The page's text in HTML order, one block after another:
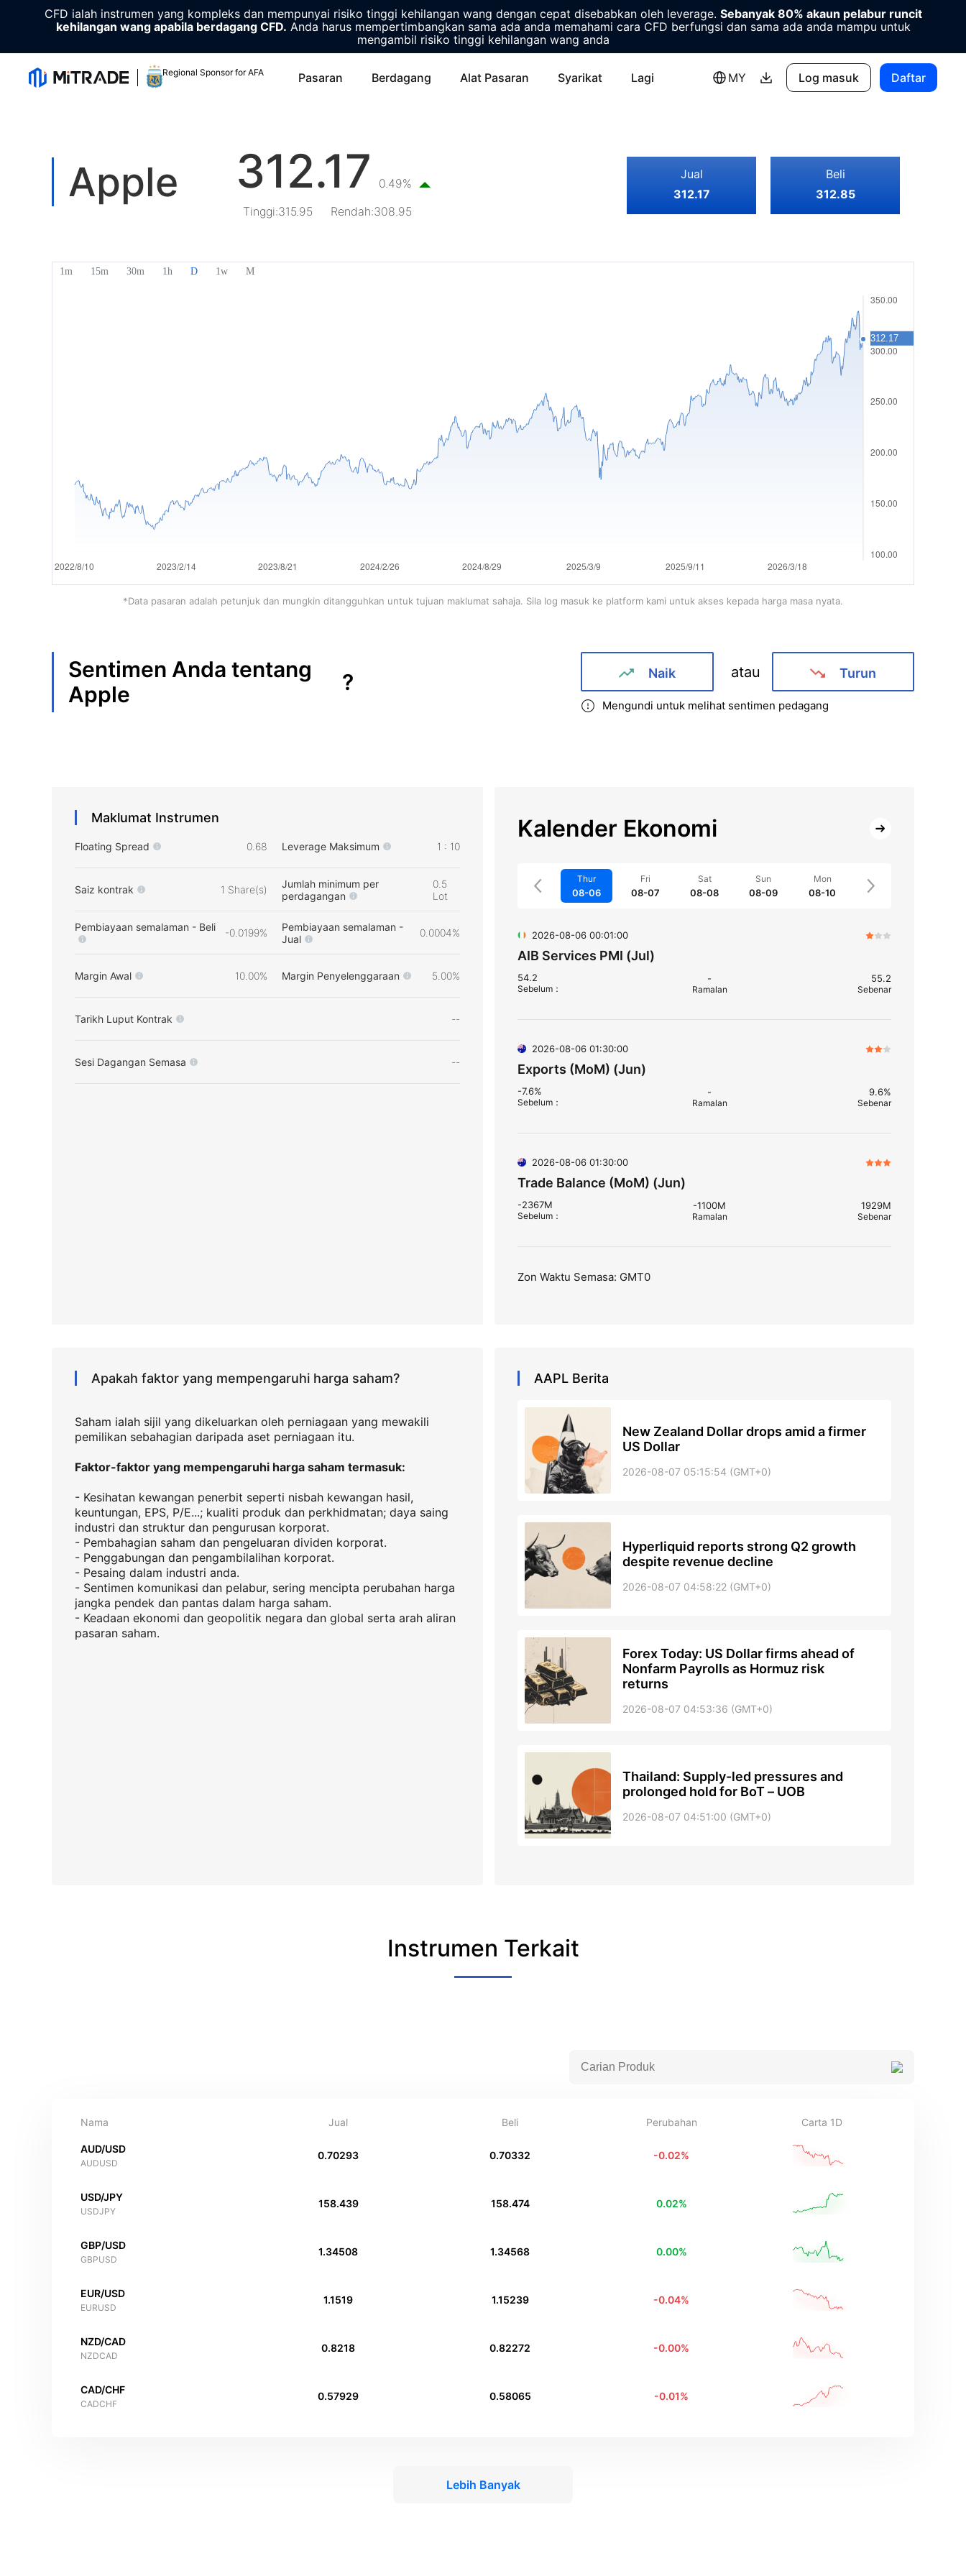
CFD ialah instrumen yang kompleks dan mempunyai risiko tinggi kehilangan wang dengan cepat disebabkan oleh leverage. Sebanyak 80% akaun pelabur runcit
kehilangan wang apabila berdagang CFD. Anda harus mempertimbangkan sama ada anda memahami cara CFD berfungsi dan sama ada anda mampu untuk
mengambil risiko tinggi kehilangan wang anda
Regional Sponsor for AFA Pasaran Berdagang Alat Pasaran Syarikat Lagi MY Log masuk Daftar
Apple 312.17
0.49%
Tinggi:315.95 Rendah:308.95
Jual
312.17
Beli
312.85
*Data pasaran adalah petunjuk dan mungkin ditangguhkan untuk tujuan maklumat sahaja. Sila log masuk ke platform kami untuk akses kepada harga masa nyata.
Sentimen Anda tentang
Apple
? Naik atau Turun
Mengundi untuk melihat sentimen pedagang
Maklumat Instrumen
Floating Spread 0.68 Leverage Maksimum 1 : 10
Saiz kontrak 1 Share(s)
Jumlah minimum per
perdagangan
0.5
Lot
Pembiayaan semalaman - Beli -0.0199%
Pembiayaan semalaman -
Jual
0.0004%
Margin Awal 10.00% Margin Penyelenggaraan 5.00%
Tarikh Luput Kontrak --
Sesi Dagangan Semasa --
Kalender Ekonomi
Thur
08-06
Fri
08-07
Sat
08-08
Sun
08-09
Mon
08-10
2026-08-06 00:01:00
AIB Services PMI (Jul)
54.2
Sebelum ：
-
Ramalan
55.2
Sebenar
2026-08-06 01:30:00
Exports (MoM) (Jun)
-7.6%
Sebelum ：
-
Ramalan
9.6%
Sebenar
2026-08-06 01:30:00
Trade Balance (MoM) (Jun)
-2367M
Sebelum ：
-1100M
Ramalan
1929M
Sebenar
Zon Waktu Semasa: GMT0
Apakah faktor yang mempengaruhi harga saham?
Saham ialah sijil yang dikeluarkan oleh perniagaan yang mewakili
pemilikan sebahagian daripada aset perniagaan itu.
Faktor-faktor yang mempengaruhi harga saham termasuk:
- Kesihatan kewangan penerbit seperti nisbah kewangan hasil,
keuntungan, EPS, P/E...; kualiti produk dan perkhidmatan; daya saing
industri dan struktur dan pengurusan korporat.
- Pembahagian saham dan pengeluaran dividen korporat.
- Penggabungan dan pengambilalihan korporat.
- Pesaing dalam industri anda.
- Sentimen komunikasi dan pelabur, sering mencipta perubahan harga
jangka pendek dan pantas dalam harga saham.
- Keadaan ekonomi dan geopolitik negara dan global serta arah aliran
pasaran saham.
AAPL Berita
New Zealand Dollar drops amid a firmer
US Dollar
2026-08-07 05:15:54 (GMT+0)
Hyperliquid reports strong Q2 growth
despite revenue decline
2026-08-07 04:58:22 (GMT+0)
Forex Today: US Dollar firms ahead of
Nonfarm Payrolls as Hormuz risk
returns
2026-08-07 04:53:36 (GMT+0)
Thailand: Supply-led pressures and
prolonged hold for BoT – UOB
2026-08-07 04:51:00 (GMT+0)
Instrumen Terkait
Nama Jual Beli Perubahan Carta 1D
AUD/USD
AUDUSD
0.70293 0.70332 -0.02%
USD/JPY
USDJPY
158.439 158.474 0.02%
GBP/USD
GBPUSD
1.34508 1.34568 0.00%
EUR/USD
EURUSD
1.1519 1.15239 -0.04%
NZD/CAD
NZDCAD
0.8218 0.82272 -0.00%
CAD/CHF
CADCHF
0.57929 0.58065 -0.01%
Lebih Banyak